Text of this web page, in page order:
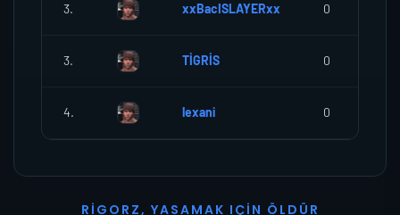
3. xxBacISLAYERxx 0
3. TİGRİS 0
4. lexani 0
R I G O R Z, YASAMAK I ÇI N Ö L D Ü R